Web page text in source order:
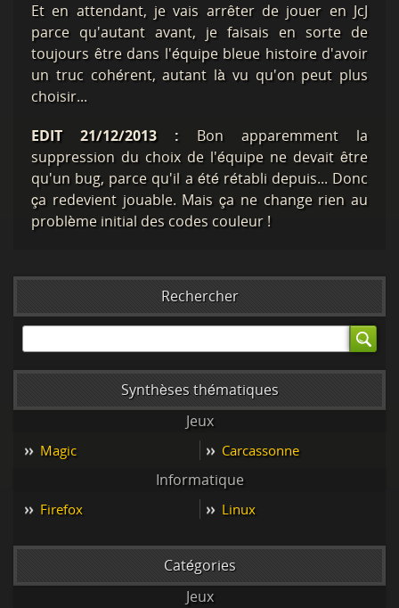
Et en attendant, je vais arrêter de jouer en JcJ
parce qu'autant avant, je faisais en sorte de
toujours être dans l'équipe bleue histoire d'avoir
un truc cohérent, autant là vu qu'on peut plus
choisir...
EDIT 21/12/2013 : Bon apparemment la
suppression du choix de l'équipe ne devait être
qu'un bug, parce qu'il a été rétabli depuis... Donc
ça redevient jouable. Mais ça ne change rien au
problème initial des codes couleur !
Rechercher
Synthèses thématiques
Jeux
Magic Carcassonne
Informatique
Firefox Linux
Catégories
Jeux